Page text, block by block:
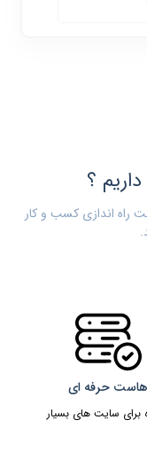
؟
راه اندازی کسب و کار
هاست حرفه ای
برای سایت های بسیار